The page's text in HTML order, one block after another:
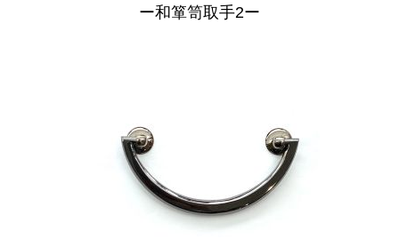
ー和箪笥取手2ー